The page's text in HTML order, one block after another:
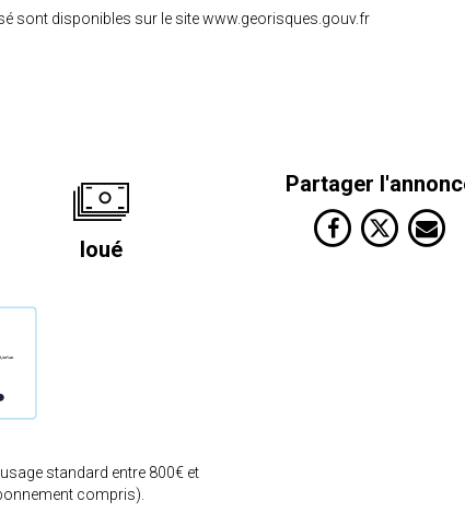
sont disponibles sur le site www.georisques.gouv.fr
loué
standard entre 800€ et
compris).
Partager